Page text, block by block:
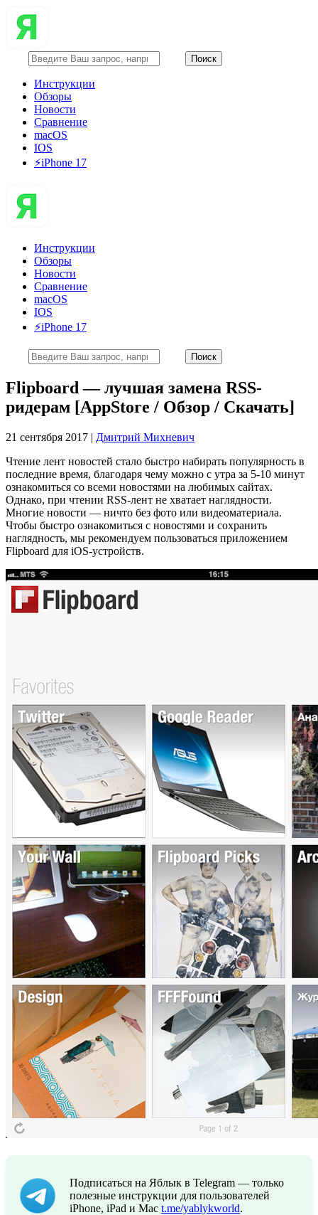
Инструкции
Обзоры
Новости
Сравнение
macOS
IOS
⚡️iPhone 17
Инструкции
Обзоры
Новости
Сравнение
macOS
IOS
⚡️iPhone 17
Flipboard — лучшая замена RSS-
ридерам [AppStore / Обзор / Скачать]
21 сентября 2017 | Дмитрий Михневич
Чтение лент новостей стало быстро набирать популярность в
последние время, благодаря чему можно с утра за 5-10 минут
ознакомиться со всеми новостями на любимых сайтах.
Однако, при чтении RSS-лент не хватает наглядности.
Многие новости — ничто без фото или видеоматериала.
Чтобы быстро ознакомиться с новостями и сохранить
наглядность, мы рекомендуем пользоваться приложением
Flipboard для iOS-устройств.
Подписаться на Яблык в Telegram — только
полезные инструкции для пользователей
iPhone, iPad и Mac t.me/yablykworld.